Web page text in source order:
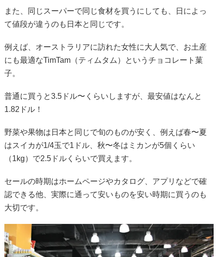
また、同じスーパーで同じ食材を買うにしても、日によっ
て値段が違うのも日本と同じです。
例えば、オーストラリアに訪れた女性に大人気で、お土産
にも最適なTimTam（ティムタム）というチョコレート菓
子。
普通に買うと3.5ドル〜くらいしますが、最安値はなんと
1.82ドル！
野菜や果物は日本と同じで旬のものが安く、例えば春〜夏
はスイカが1/4玉で1ドル、秋〜冬はミカンが5個くらい
（1kg）で2.5ドルくらいで買えます。
セールの時期はホームページやカタログ、アプリなどで確
認できる他、実際に通って安いものを安い時期に買うのも
大切です。